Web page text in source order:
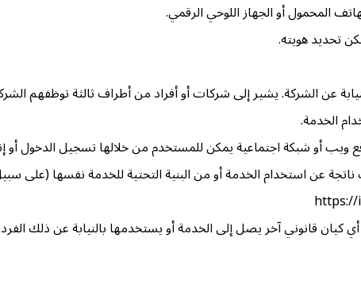
المحمول أو الجهاز اللوحي الرقمي.
تحديد هويته.
عن الشركة. يشير إلى شركات أو أفراد من أطراف ثالثة توظفهم
الخدمة.
أو شبكة اجتماعية يمكن للمستخدم من خلالها تسجيل الدخول أو
ناتجة عن استخدام الخدمة أو من البنية التحتية للخدمة نفسها (على
كيان قانوني آخر يصل إلى الخدمة أو يستخدمها بالنيابة عن ذلك